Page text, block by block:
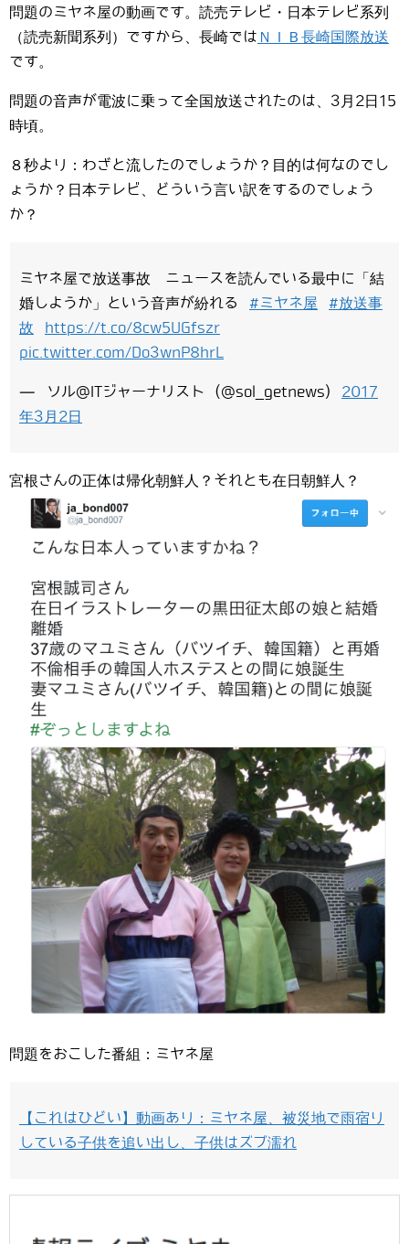
問題のミヤネ屋の動画です。読売テレビ・日本テレビ系列
（読売新聞系列）ですから、長崎では ＮＩＢ長崎国際放送
です。
問題の音声が電波に乗って全国放送されたのは、3月2日15
時頃。
８秒より：わざと流したのでしょうか？目的は何なのでし
ょうか？日本テレビ、どういう言い訳をするのでしょう
か？
ミヤネ屋で放送事故 ニュースを読んでいる最中に「結
婚しようか」という音声が紛れる #ミヤネ屋
#放送事
故
https://t.co/8cw5UGfszr
pic.twitter.com/Do3wnP8hrL
— ソル@ITジャーナリスト (@sol_getnews) 2017
年3月2日
宮根さんの正体は帰化朝鮮人？それとも在日朝鮮人？
問題をおこした番組：ミヤネ屋
【これはひどい】動画あり：ミヤネ屋、被災地で雨宿り
している子供を追い出し、子供はズブ濡れ